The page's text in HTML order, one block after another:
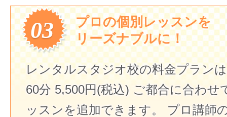
03
プロの個別レッスンを
リーズナブルに！
レンタルスタジオ校の料金プラン
60分 5,500円(税込) ご都合に合わせ
ッスンを追加できます。
プロ講師